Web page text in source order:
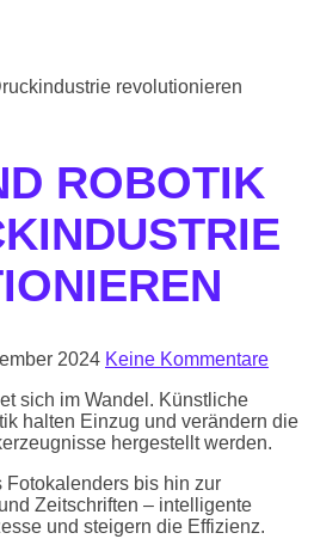
revolutionieren
ROBOTIK
2024 Keine Kommentare
sich im Wandel. Künstliche
halten Einzug und verändern die
hergestellt werden.
Fotokalenders bis hin zur
Zeitschriften – intelligente
und steigern die Effizienz.